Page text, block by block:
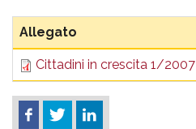
Allegato
Cittadini in crescita 1/2007